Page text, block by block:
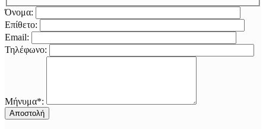
Όνομα:
Επίθετο:
Email:
Τηλέφωνο:
Μήνυμα*: